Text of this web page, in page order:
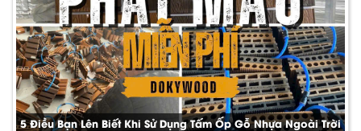
5 Điều Bạn Lên Biết Khi Sử Dụng Tấm Ốp Gỗ Nhựa Ngoài Trời